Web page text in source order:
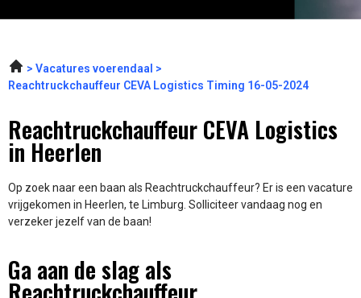
Vacatures voerendaal
Reachtruckchauffeur CEVA Logistics Timing 16-05-2024
Reachtruckchauffeur CEVA Logistics
in Heerlen
Op zoek naar een baan als Reachtruckchauffeur? Er is een vacature
vrijgekomen in Heerlen, te Limburg. Solliciteer vandaag nog en
verzeker jezelf van de baan!
Ga aan de slag als